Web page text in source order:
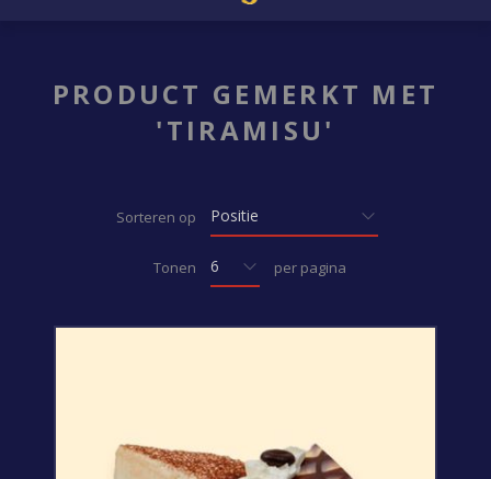
PRODUCT GEMERKT MET
'TIRAMISU'
Sorteren op
Tonen per pagina